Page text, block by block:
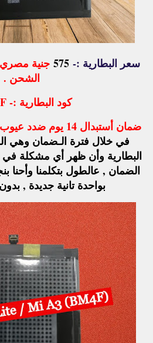
سعر البطارية :- 575
جنية مصري
الشحن .
كود البطارية :- BM4F .
ضمان أستبدال 14 يوم ضدد عيوب الصناعة
البطارية وأن ظهر أي مشكلة في
الضمان , عالطول بتكلمنا وأحنا
بواحدة تانية جديدة ,